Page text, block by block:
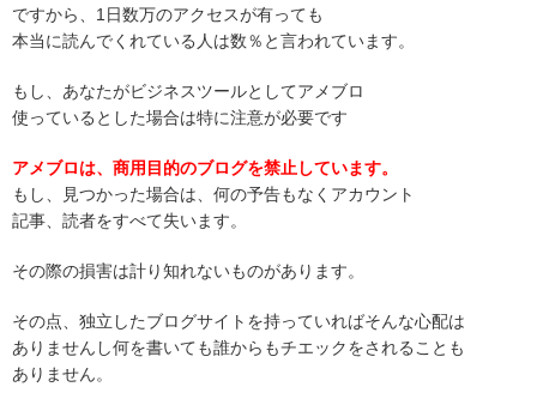
ですから、1日数万のアクセスが有っても
本当に読んでくれている人は数％と言われています。
もし、あなたがビジネスツールとしてアメブロ
使っているとした場合は特に注意が必要です
アメブロは、商用目的のブログを禁止しています。
もし、見つかった場合は、何の予告もなくアカウント
記事、読者をすべて失います。
その際の損害は計り知れないものがあります。
その点、独立したブログサイトを持っていればそんな心配は
ありませんし何を書いても誰からもチエックをされることも
ありません。